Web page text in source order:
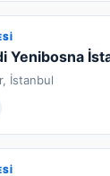
Yenibosna
İstanbul